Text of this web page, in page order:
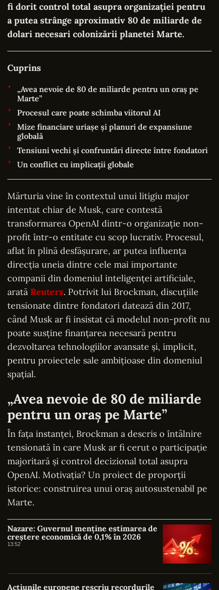
fi dorit control total asupra organizației pentru
a putea strânge aproximativ 80 de miliarde de
dolari necesari colonizării planetei Marte.
Cuprins
„Avea nevoie de 80 de miliarde pentru un oraș pe
Marte”
Procesul care poate schimba viitorul AI
Mize financiare uriașe și planuri de expansiune
globală
Tensiuni vechi și confruntări directe între fondatori
Un conflict cu implicații globale
Mărturia vine în contextul unui litigiu major
intentat chiar de Musk, care contestă
transformarea OpenAI dintr-o organizație non-
profit într-o entitate cu scop lucrativ. Procesul,
aflat în plină desfășurare, ar putea influența
direcția uneia dintre cele mai importante
companii din domeniul inteligenței artificiale,
arată Reuters. Potrivit lui Brockman, discuțiile
tensionate dintre fondatori datează din 2017,
când Musk ar fi insistat că modelul non-profit nu
poate susține finanțarea necesară pentru
dezvoltarea tehnologiilor avansate și, implicit,
pentru proiectele sale ambițioase din domeniul
spațial.
„Avea nevoie de 80 de miliarde
pentru un oraș pe Marte”
În fața instanței, Brockman a descris o întâlnire
tensionată în care Musk ar fi cerut o participație
majoritară și control decizional total asupra
OpenAI. Motivația? Un proiect de proporții
istorice: construirea unui oraș autosustenabil pe
Marte.
Nazare: Guvernul menține estimarea de
creștere economică de 0,1% în 2026
13:52
Acțiunile europene rescriu recordurile